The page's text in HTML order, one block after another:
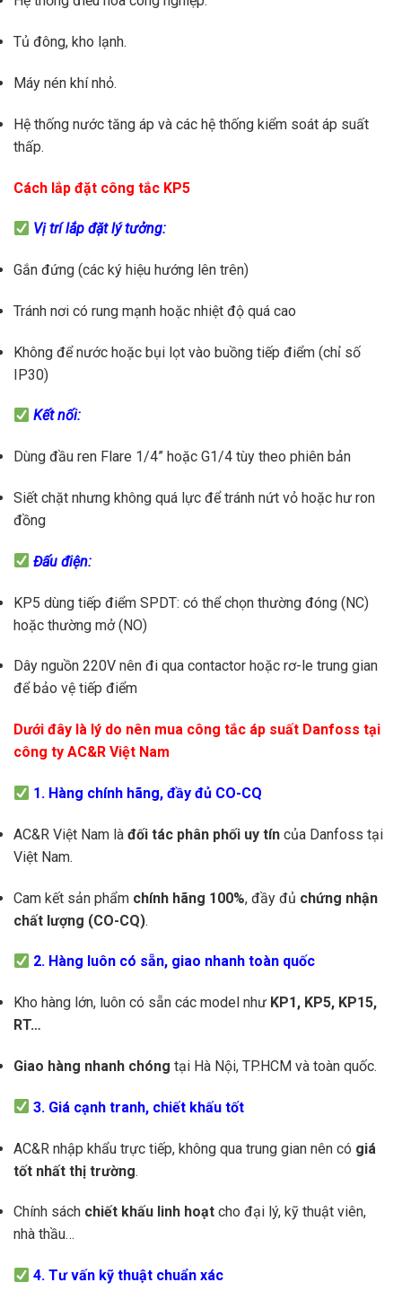
Tủ đông, kho lạnh.
Máy nén khí nhỏ.
Hệ thống nước tăng áp và các hệ thống kiểm soát áp suất
thấp.
Cách lắp đặt công tắc KP5
Vị trí lắp đặt lý tưởng:
Gắn đứng (các ký hiệu hướng lên trên)
Tránh nơi có rung mạnh hoặc nhiệt độ quá cao
Không để nước hoặc bụi lọt vào buồng tiếp điểm (chỉ số
IP30)
Kết nối:
Dùng đầu ren Flare 1/4” hoặc G1/4 tùy theo phiên bản
Siết chặt nhưng không quá lực để tránh nứt vỏ hoặc hư ron
đồng
Đấu điện:
KP5 dùng tiếp điểm SPDT: có thể chọn thường đóng (NC)
hoặc thường mở (NO)
Dây nguồn 220V nên đi qua contactor hoặc rơ-le trung gian
để bảo vệ tiếp điểm
Dưới đây là lý do nên mua công tắc áp suất Danfoss tại
công ty AC&R Việt Nam
1. Hàng chính hãng, đầy đủ CO-CQ
AC&R Việt Nam là đối tác phân phối uy tín của Danfoss tại
Việt Nam.
Cam kết sản phẩm chính hãng 100%, đầy đủ chứng nhận
chất lượng (CO-CQ).
2. Hàng luôn có sẵn, giao nhanh toàn quốc
Kho hàng lớn, luôn có sẵn các model như KP1, KP5, KP15,
RT…
Giao hàng nhanh chóng tại Hà Nội, TP.HCM và toàn quốc.
3. Giá cạnh tranh, chiết khấu tốt
AC&R nhập khẩu trực tiếp, không qua trung gian nên có giá
tốt nhất thị trường.
Chính sách chiết khấu linh hoạt cho đại lý, kỹ thuật viên,
nhà thầu…
4. Tư vấn kỹ thuật chuẩn xác